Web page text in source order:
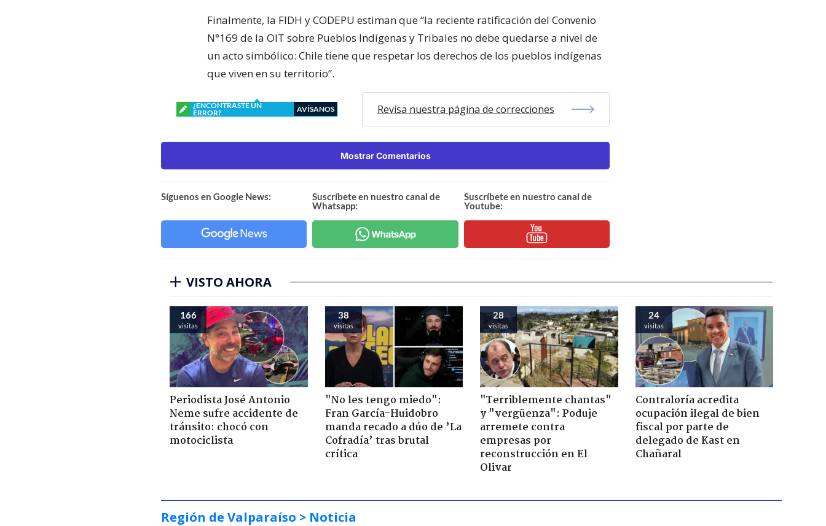
Finalmente, la FIDH y CODEPU estiman que “la reciente ratificación del Convenio
N°169 de la OIT sobre Pueblos Indígenas y Tribales no debe quedarse a nivel de
un acto simbólico: Chile tiene que respetar los derechos de los pueblos indígenas
que viven en su territorio”.
¿ENCONTRASTE UN
ERROR?
AVÍSANOS Revisa nuestra página de correcciones
Mostrar Comentarios
Síguenos en Google News:
Suscríbete en nuestro canal de
Whatsapp:
Suscríbete en nuestro canal de
Youtube:
VISTO AHORA
166
visitas
Periodista José Antonio
Neme sufre accidente de
tránsito: chocó con
motociclista
38
visitas
"No les tengo miedo":
Fran García-Huidobro
manda recado a dúo de ’La
Cofradía’ tras brutal
crítica
28
visitas
"Terriblemente chantas"
y "vergüenza": Poduje
arremete contra
empresas por
reconstrucción en El
Olivar
24
visitas
Contraloría acredita
ocupación ilegal de bien
fiscal por parte de
delegado de Kast en
Chañaral
Región de Valparaíso > Noticia